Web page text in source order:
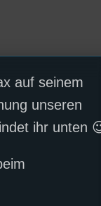
auf seinem
unseren
ihr unten